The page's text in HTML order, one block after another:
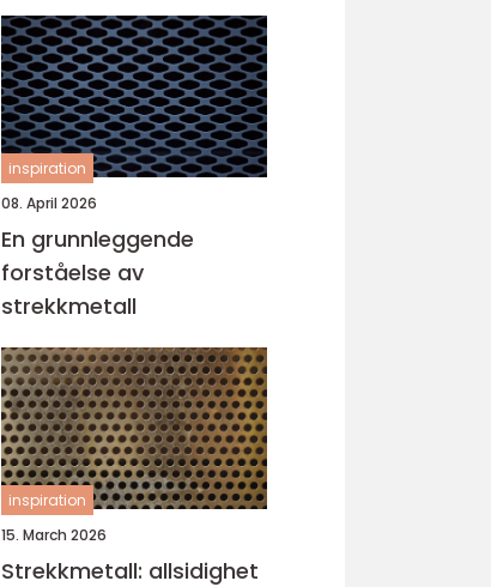
inspiration
08. April 2026
En grunnleggende
forståelse av
strekkmetall
inspiration
15. March 2026
Strekkmetall: allsidighet